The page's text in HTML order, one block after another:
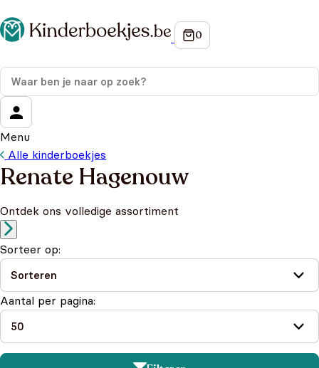
Menu
Alle kinderboekjes
Renate Hagenouw
Ontdek ons volledige assortiment
Sorteer op:
Aantal per pagina: